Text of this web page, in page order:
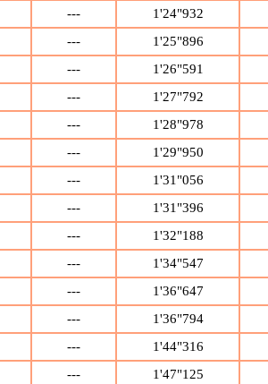
--- 1'24"932
--- 1'25"896
--- 1'26"591
--- 1'27"792
--- 1'28"978
--- 1'29"950
--- 1'31"056
--- 1'31"396
--- 1'32"188
--- 1'34"547
--- 1'36"647
--- 1'36"794
--- 1'44"316
--- 1'47"125